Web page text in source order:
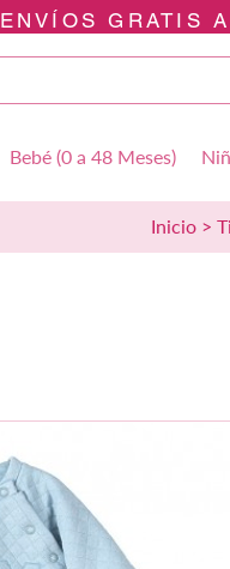
Bebé (0 a 48 Meses)
ENVÍOS GRATIS
Inicio >